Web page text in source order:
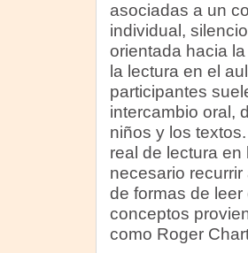
asociadas a un
individual,
orientada hacia
la lectura en el
participantes
intercambio oral,
niños y los
real de lectura
necesario
de formas de
conceptos
como Roger